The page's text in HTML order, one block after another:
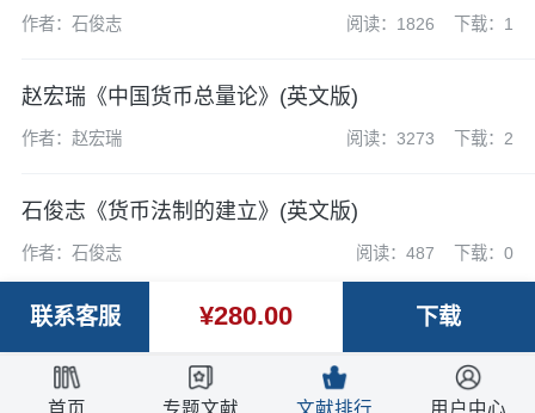
作者：石俊志 阅读：1826 下载：1
赵宏瑞《中国货币总量论》(英文版)
作者：赵宏瑞 阅读：3273 下载：2
石俊志《货币法制的建立》(英文版)
作者：石俊志 阅读：487 下载：0
联系客服 ¥280.00 下载
首页 专题文献 文献排行 用户中心